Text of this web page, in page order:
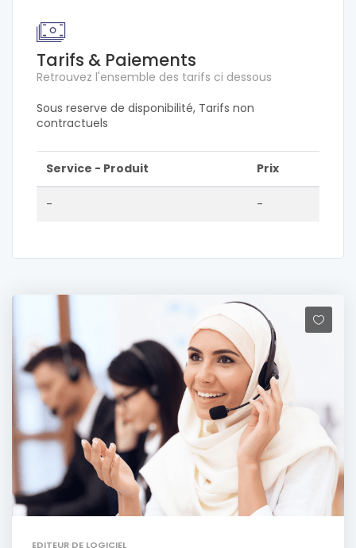
Tarifs & Paiements
Retrouvez l'ensemble des tarifs ci dessous
Sous reserve de disponibilité, Tarifs non
contractuels
Service - Produit Prix
- -
EDITEUR DE LOGICIEL